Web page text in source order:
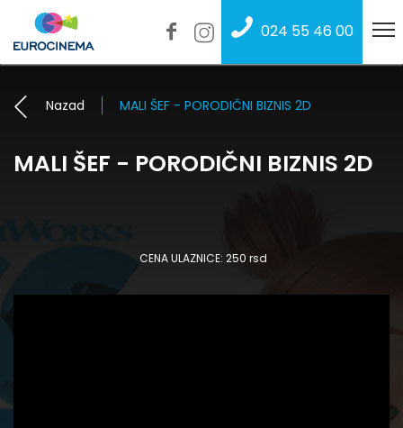
024 55 46 00
Nazad MALI ŠEF - PORODIČNI BIZNIS 2D
MALI ŠEF - PORODIČNI BIZNIS 2D
CENA ULAZNICE: 250 rsd